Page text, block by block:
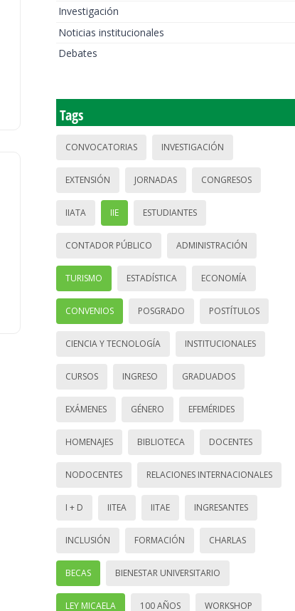
Investigación
Noticias institucionales
Debates
Tags
CONVOCATORIAS INVESTIGACIÓN
EXTENSIÓN JORNADAS CONGRESOS
IIATA IIE ESTUDIANTES
CONTADOR PÚBLICO ADMINISTRACIÓN
TURISMO ESTADÍSTICA ECONOMÍA
CONVENIOS POSGRADO POSTÍTULOS
CIENCIA Y TECNOLOGÍA INSTITUCIONALES
CURSOS INGRESO GRADUADOS
EXÁMENES GÉNERO EFEMÉRIDES
HOMENAJES BIBLIOTECA DOCENTES
NODOCENTES RELACIONES INTERNACIONALES
I + D IITEA IITAE INGRESANTES
INCLUSIÓN FORMACIÓN CHARLAS
BECAS BIENESTAR UNIVERSITARIO
LEY MICAELA 100 AÑOS WORKSHOP